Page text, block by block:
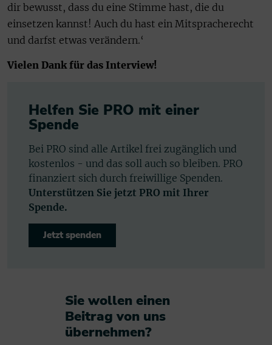
dir bewusst, dass du eine Stimme hast, die du
einsetzen kannst! Auch du hast ein Mitspracherecht
und darfst etwas verändern.‘
Vielen Dank für das Interview!
Helfen Sie PRO mit einer
Spende
Bei PRO sind alle Artikel frei zugänglich und
kostenlos - und das soll auch so bleiben. PRO
finanziert sich durch freiwillige Spenden.
Unterstützen Sie jetzt PRO mit Ihrer
Spende.
Jetzt spenden
Sie wollen einen
Beitrag von uns
übernehmen?​